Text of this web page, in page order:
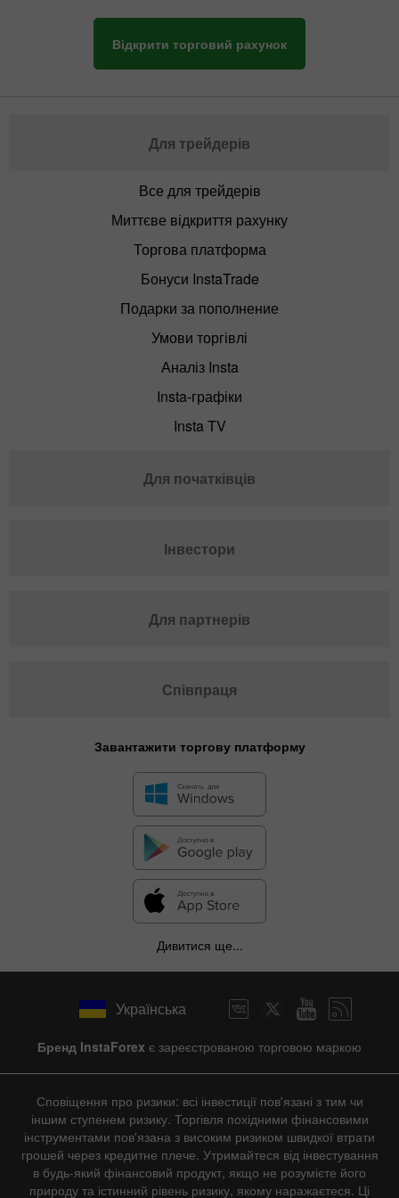
Відкрити торговий рахунок
Для трейдерів
Все для трейдерів
Миттєве відкриття рахунку
Торгова платформа
Бонуси InstaTrade
Подарки за пополнение
Умови торгівлі
Аналіз Insta
Insta-графіки
Insta TV
Для початківців
Інвестори
Для партнерів
Співпраця
Завантажити торгову платформу
Дивитися ще...
Українська
Бренд InstaForex є зареєстрованою торговою маркою
Сповіщення про ризики: всі інвестиції пов'язані з тим чи
іншим ступенем ризику. Торгівля похідними фінансовими
інструментами пов'язана з високим ризиком швидкої втрати
грошей через кредитне плече. Утримайтеся від інвестування
в будь-який фінансовий продукт, якщо не розумієте його
природу та істинний рівень ризику, якому наражаєтеся. Ці